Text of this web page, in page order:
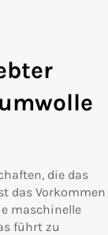
die das
das Vorkommen
maschinelle
führt zu